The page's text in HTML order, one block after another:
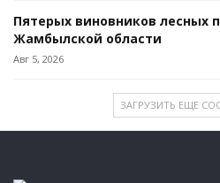
Пятерых виновников лесных
Жамбылской области
Авг 5, 2026
ЗАГРУЗИТЬ ЕЩЕ